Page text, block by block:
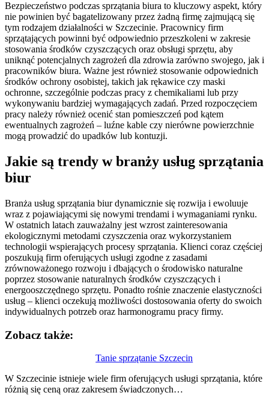
Bezpieczeństwo podczas sprzątania biura to kluczowy aspekt, który
nie powinien być bagatelizowany przez żadną firmę zajmującą się
tym rodzajem działalności w Szczecinie. Pracownicy firm
sprzątających powinni być odpowiednio przeszkoleni w zakresie
stosowania środków czyszczących oraz obsługi sprzętu, aby
uniknąć potencjalnych zagrożeń dla zdrowia zarówno swojego, jak i
pracowników biura. Ważne jest również stosowanie odpowiednich
środków ochrony osobistej, takich jak rękawice czy maski
ochronne, szczególnie podczas pracy z chemikaliami lub przy
wykonywaniu bardziej wymagających zadań. Przed rozpoczęciem
pracy należy również ocenić stan pomieszczeń pod kątem
ewentualnych zagrożeń – luźne kable czy nierówne powierzchnie
mogą prowadzić do upadków lub kontuzji.
Jakie są trendy w branży usług sprzątania
biur
Branża usług sprzątania biur dynamicznie się rozwija i ewoluuje
wraz z pojawiającymi się nowymi trendami i wymaganiami rynku.
W ostatnich latach zauważalny jest wzrost zainteresowania
ekologicznymi metodami czyszczenia oraz wykorzystaniem
technologii wspierających procesy sprzątania. Klienci coraz częściej
poszukują firm oferujących usługi zgodne z zasadami
zrównoważonego rozwoju i dbających o środowisko naturalne
poprzez stosowanie naturalnych środków czyszczących i
energooszczędnego sprzętu. Ponadto rośnie znaczenie elastyczności
usług – klienci oczekują możliwości dostosowania oferty do swoich
indywidualnych potrzeb oraz harmonogramu pracy firmy.
Zobacz także:
Tanie sprzątanie Szczecin
W Szczecinie istnieje wiele firm oferujących usługi sprzątania, które
różnią się ceną oraz zakresem świadczonych…
wpisu